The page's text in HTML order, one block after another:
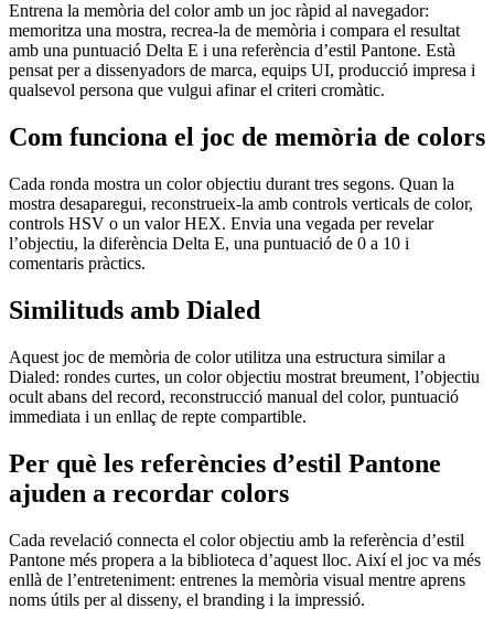
Entrena la memòria del color amb un joc ràpid al navegador:
memoritza una mostra, recrea-la de memòria i compara el resultat
amb una puntuació Delta E i una referència d’estil Pantone. Està
pensat per a dissenyadors de marca, equips UI, producció impresa i
qualsevol persona que vulgui afinar el criteri cromàtic.
Com funciona el joc de memòria de colors
Cada ronda mostra un color objectiu durant tres segons. Quan la
mostra desaparegui, reconstrueix-la amb controls verticals de color,
controls HSV o un valor HEX. Envia una vegada per revelar
l’objectiu, la diferència Delta E, una puntuació de 0 a 10 i
comentaris pràctics.
Similituds amb Dialed
Aquest joc de memòria de color utilitza una estructura similar a
Dialed: rondes curtes, un color objectiu mostrat breument, l’objectiu
ocult abans del record, reconstrucció manual del color, puntuació
immediata i un enllaç de repte compartible.
Per què les referències d’estil Pantone
ajuden a recordar colors
Cada revelació connecta el color objectiu amb la referència d’estil
Pantone més propera a la biblioteca d’aquest lloc. Així el joc va més
enllà de l’entreteniment: entrenes la memòria visual mentre aprens
noms útils per al disseny, el branding i la impressió.